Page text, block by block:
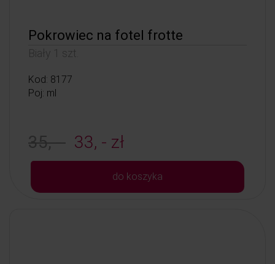
Pokrowiec na fotel frotte
Biały 1 szt.
Kod: 8177
Poj: ml
35, - 33, - zł
do koszyka